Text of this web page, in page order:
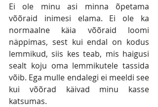
Ei ole minu asi minna õpetama
võõraid inimesi elama. Ei ole ka
normaalne käia võõraid loomi
näppimas, sest kui endal on kodus
lemmikud, siis kes teab, mis haigusi
sealt koju oma lemmikutele tassida
võib. Ega mulle endalegi ei meeldi see
kui võõrad käivad minu kasse
katsumas.